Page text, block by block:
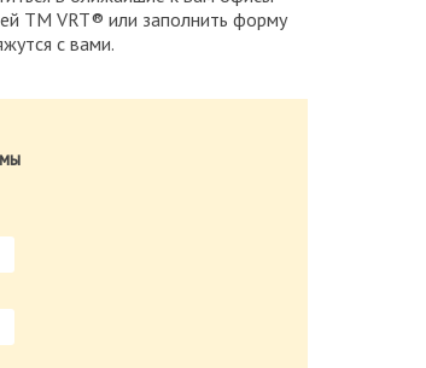
ТМ VRT® или заполнить форму
с вами.